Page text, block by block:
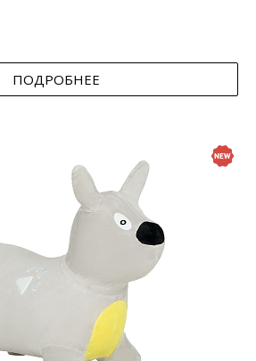
ПОДРОБНЕЕ